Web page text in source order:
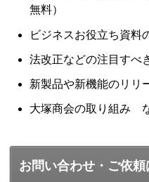
無料）
ビジネスお役立ち資料
法改正などの注目すべ
新製品や新機能のリリ
大塚商会の取り組み
お問い合わせ・ご依頼